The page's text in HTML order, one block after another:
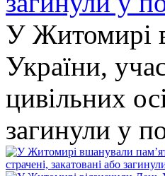
У Житомирі
України,
цивільних
загинули у